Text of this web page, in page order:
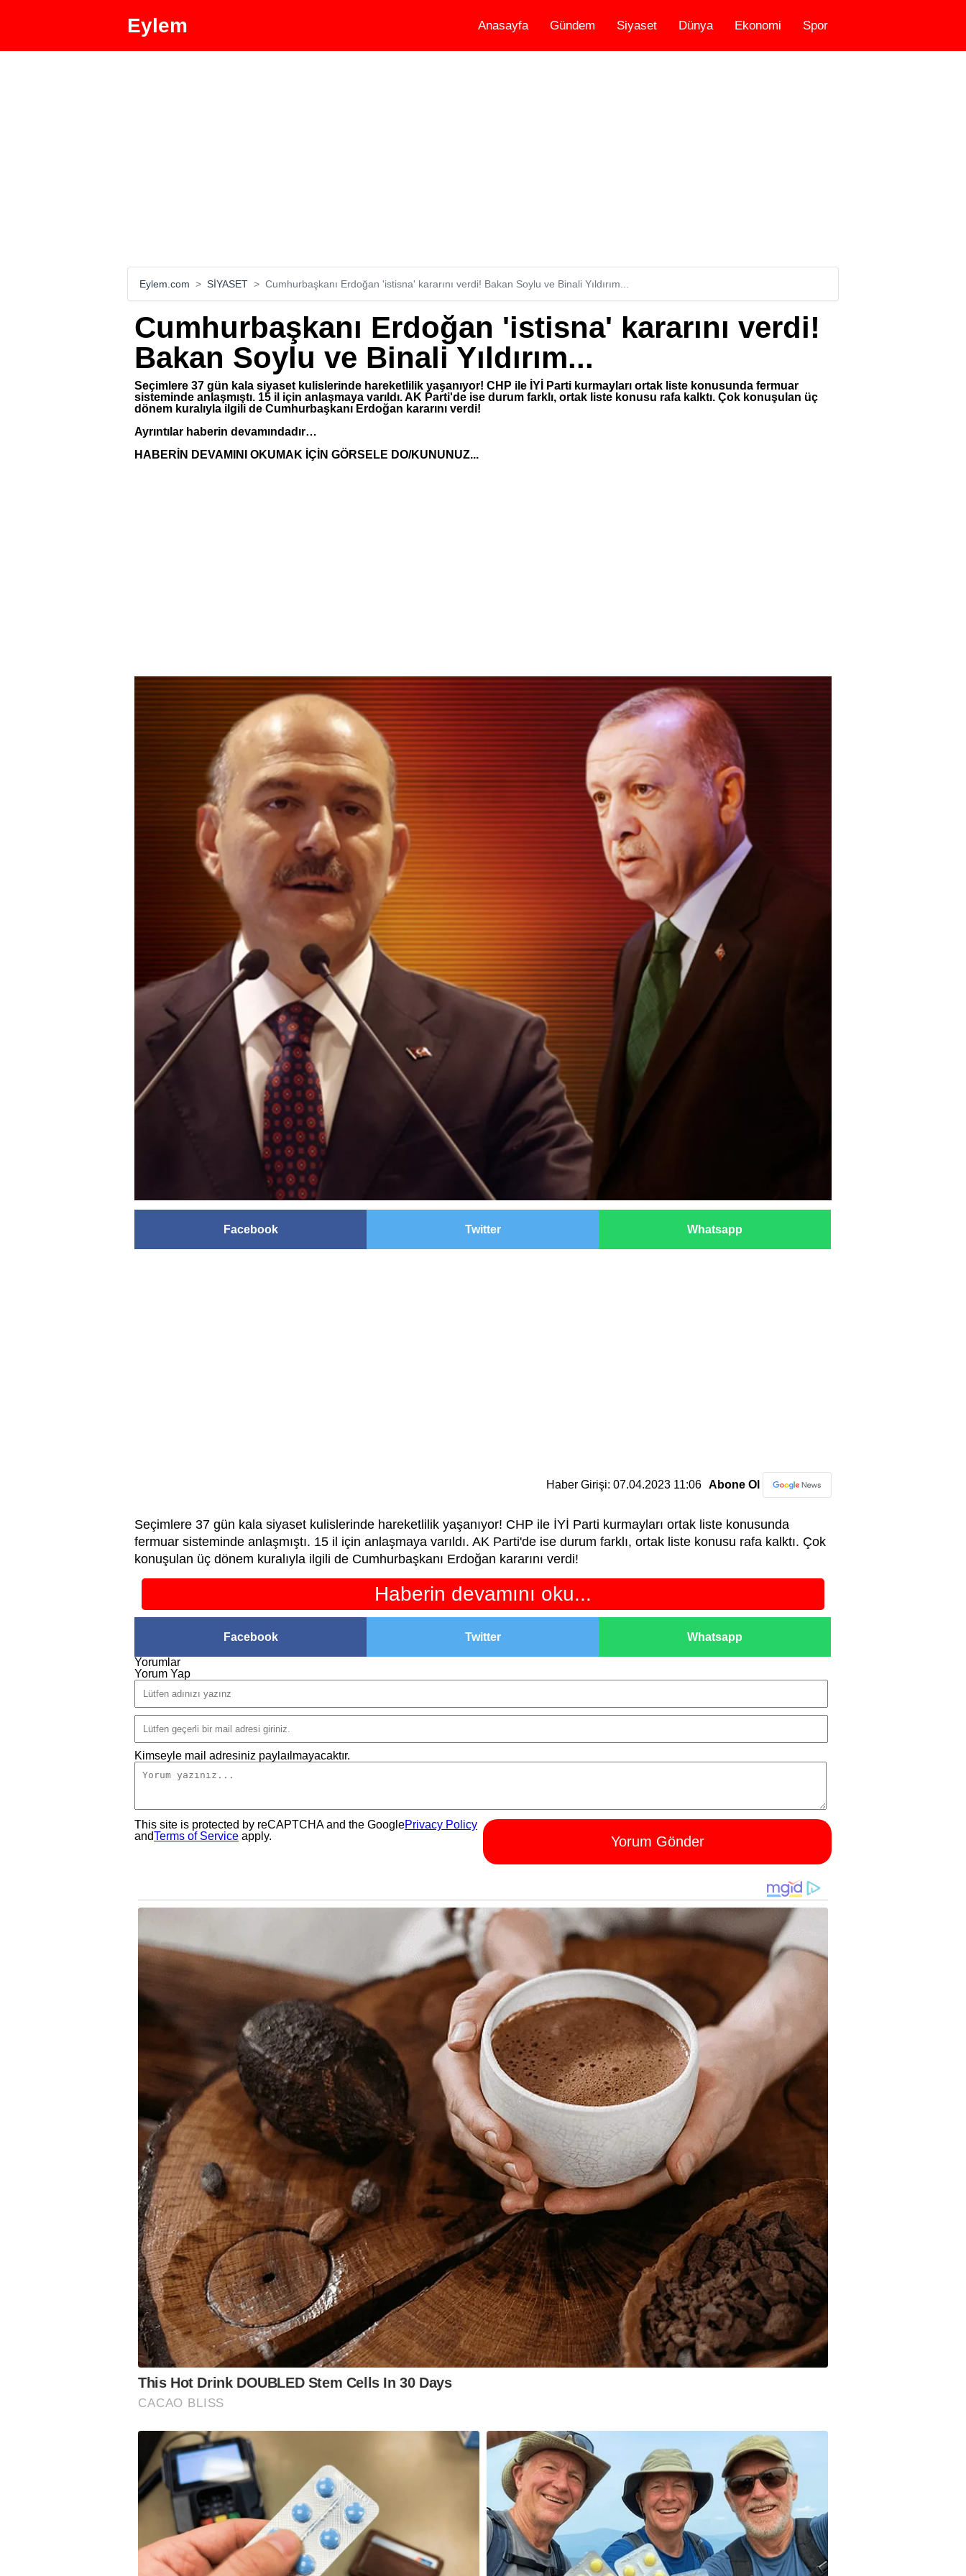
Eylem Anasayfa Gündem Siyaset Dünya Ekonomi Spor
Eylem.com SİYASET Cumhurbaşkanı Erdoğan 'istisna' kararını verdi! Bakan Soylu ve Binali Yıldırım...
Cumhurbaşkanı Erdoğan 'istisna' kararını verdi!
Bakan Soylu ve Binali Yıldırım...
Seçimlere 37 gün kala siyaset kulislerinde hareketlilik yaşanıyor! CHP ile İYİ Parti kurmayları ortak liste konusunda fermuar
sisteminde anlaşmıştı. 15 il için anlaşmaya varıldı. AK Parti'de ise durum farklı, ortak liste konusu rafa kalktı. Çok konuşulan üç
dönem kuralıyla ilgili de Cumhurbaşkanı Erdoğan kararını verdi!
Ayrıntılar haberin devamındadır…
HABERİN DEVAMINI OKUMAK İÇİN GÖRSELE DO/KUNUNUZ...
Facebook Twitter Whatsapp
Haber Girişi: 07.04.2023 11:06 Abone Ol
Seçimlere 37 gün kala siyaset kulislerinde hareketlilik yaşanıyor! CHP ile İYİ Parti kurmayları ortak liste konusunda
fermuar sisteminde anlaşmıştı. 15 il için anlaşmaya varıldı. AK Parti'de ise durum farklı, ortak liste konusu rafa kalktı. Çok
konuşulan üç dönem kuralıyla ilgili de Cumhurbaşkanı Erdoğan kararını verdi!
Haberin devamını oku...
Facebook Twitter Whatsapp
Yorumlar
Yorum Yap
Kimseyle mail adresiniz paylaılmayacaktır.
Yorum Gönder
This site is protected by reCAPTCHA and the GooglePrivacy Policy
andTerms of Service apply.